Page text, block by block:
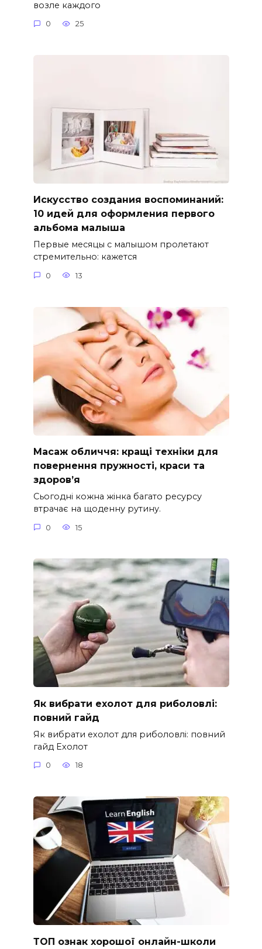
возле каждого
0 25
Искусство создания воспоминаний:
10 идей для оформления первого
альбома малыша
Первые месяцы с малышом пролетают
стремительно: кажется
0 13
Масаж обличчя: кращі техніки для
повернення пружності, краси та
здоров’я
Сьогодні кожна жінка багато ресурсу
втрачає на щоденну рутину.
0 15
Як вибрати ехолот для риболовлі:
повний гайд
Як вибрати ехолот для риболовлі: повний
гайд Ехолот
0 18
ТОП ознак хорошої онлайн-школи